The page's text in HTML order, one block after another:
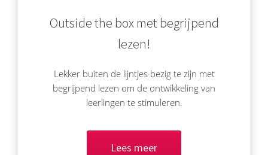
Outside the box met begrijpend
lezen!
Lekker buiten de lijntjes bezig te zijn met
begrijpend lezen om de ontwikkeling van
leerlingen te stimuleren.
Lees meer